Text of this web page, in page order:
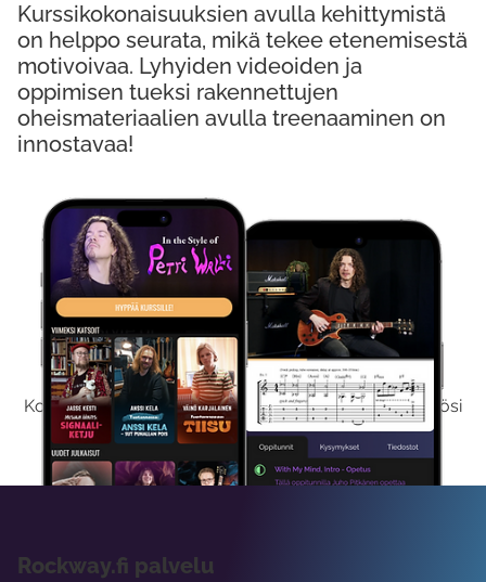
Kokeile Ilmaiseksi
Kokeilemalla ilmaiseksi saat koko sisältömme käyttöösi
viikon ajaksi.
Kurssikokonaisuuksien avulla kehittymistä
on helppo seurata, mikä tekee etenemisestä
motivoivaa. Lyhyiden videoiden ja
oppimisen tueksi rakennettujen
oheismateriaalien avulla treenaaminen on
innostavaa!
Rockway.fi palvelu